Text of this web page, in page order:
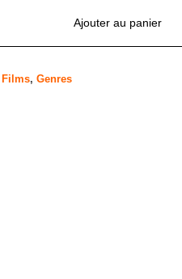
Ajouter au panier
Films, Genres